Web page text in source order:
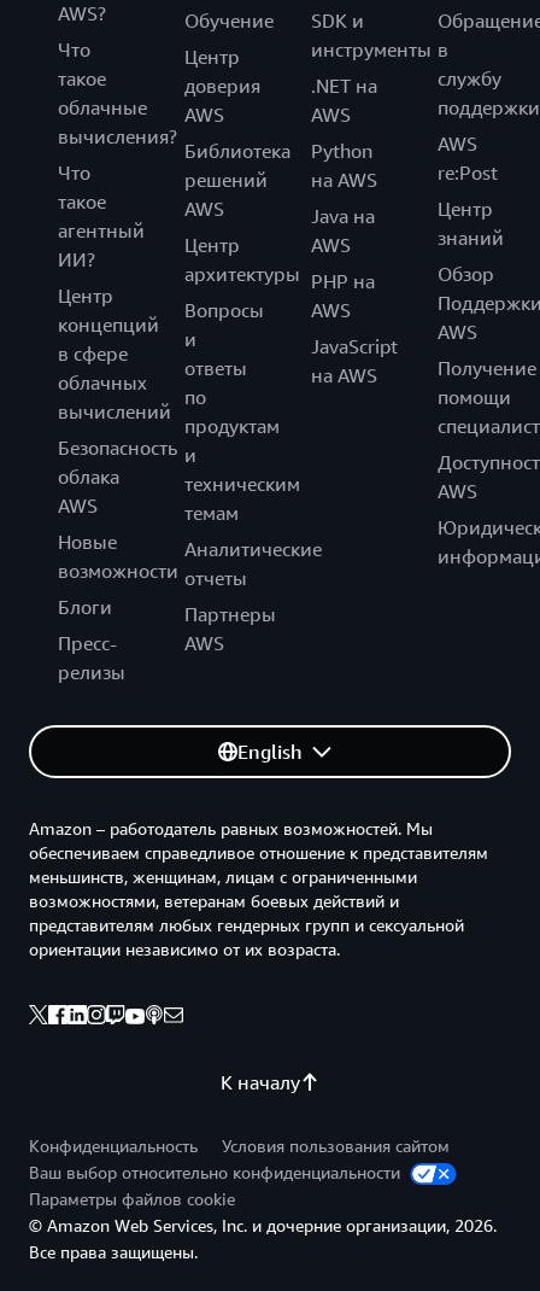
AWS?
Что
такое
облачные
вычисления?
Что
такое
агентный
ИИ?
Центр
концепций
в сфере
облачных
вычислений
Безопасность
облака
AWS
Новые
возможности
Блоги
Пресс-
релизы
Обучение
Центр
доверия
AWS
Библиотека
решений
AWS
Центр
архитектуры
Вопросы
и
ответы
по
продуктам
и
техническим
темам
Аналитические
отчеты
Партнеры
AWS
SDK и
инструменты
.NET на
AWS
Python
на AWS
Java на
AWS
PHP на
AWS
JavaScript
на AWS
в
службу
поддержки
AWS
re:Post
Центр
знаний
Обзор
AWS
Получение
помощи
AWS
English
К началу
Amazon – работодатель равных возможностей. Мы
обеспечиваем справедливое отношение к представителям
меньшинств, женщинам, лицам с ограниченными
возможностями, ветеранам боевых действий и
представителям любых гендерных групп и сексуальной
ориентации независимо от их возраста.
Конфиденциальность
Условия пользования сайтом
Ваш выбор относительно конфиденциальности
Параметры файлов cookie
© Amazon Web Services, Inc. и дочерние организации, 2026.
Все права защищены.